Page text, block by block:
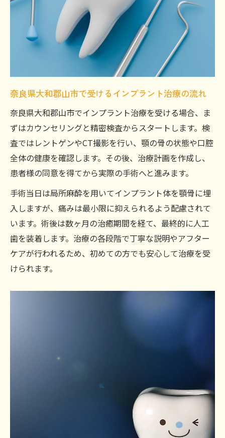
奈良県大和郡山市で受けるインプラント治療の流れ
奈良県大和郡山市でインプラント治療を受ける場合、ま
ずはカウンセリングと精密検査からスタートします。検
査ではレントゲンやCT撮影を行い、顎の骨の状態や口腔
全体の健康を確認します。その後、治療計画を作成し、
患者様の同意を得てから実際の手術へと進みます。
手術当日は局所麻酔を用いてインプラント体を顎骨に埋
入しますが、痛みは最小限に抑えられるよう配慮されて
います。術後は数ヶ月の治癒期間を経て、最終的に人工
歯を装着します。治療の各段階で丁寧な説明やアフター
ケアが行われるため、初めての方でも安心して治療を受
けられます。